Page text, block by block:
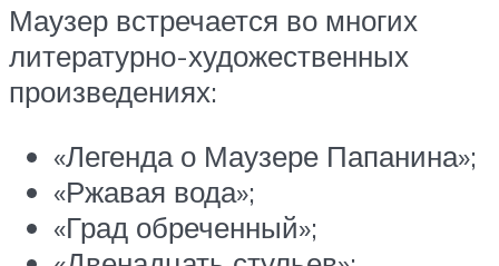
Маузер встречается во многих
литературно-художественных
произведениях:
«Легенда о Маузере Папанина»;
«Ржавая вода»;
«Град обреченный»;